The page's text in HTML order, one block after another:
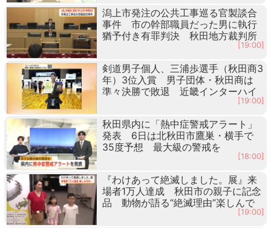
潟上市発注の公共工事巡る官製談合
事件 市の幹部職員だった男に執行
猶予付き有罪判決 秋田地方裁判所
[19:00]
剣道男子個人、三浦歩選手（秋田商3
年）3位入賞 男子団体・秋田商は
準々決勝で敗退 近畿インターハイ
[19:00]
秋田県内に「熱中症警戒アラート」
発表 6日は北秋田市鷹巣・横手で
35度予想 最大級の警戒を
[18:00]
『わけあって絶滅しました。展』来
場者1万人達成 秋田市の親子に記念
品 動物が語る“絶滅理由”楽しんで
[19:00]